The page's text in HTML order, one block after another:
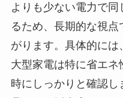
よりも少ない電力で同
るため、長期的な視
がります。具体的に
大型家電は特に省エネ
時にしっかりと確認